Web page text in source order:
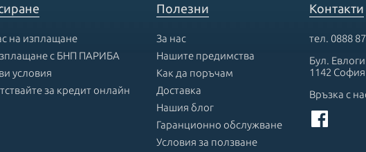
на изплащане
с БНП ПАРИБА
условия
за кредит онлайн
Полезни
За нас
Нашите предимства
Как да поръчам
Доставка
Нашия блог
Гаранционно обслужване
Условия за ползване
Контакти
тел. 0888
Бул.
1142 София
Връзка с